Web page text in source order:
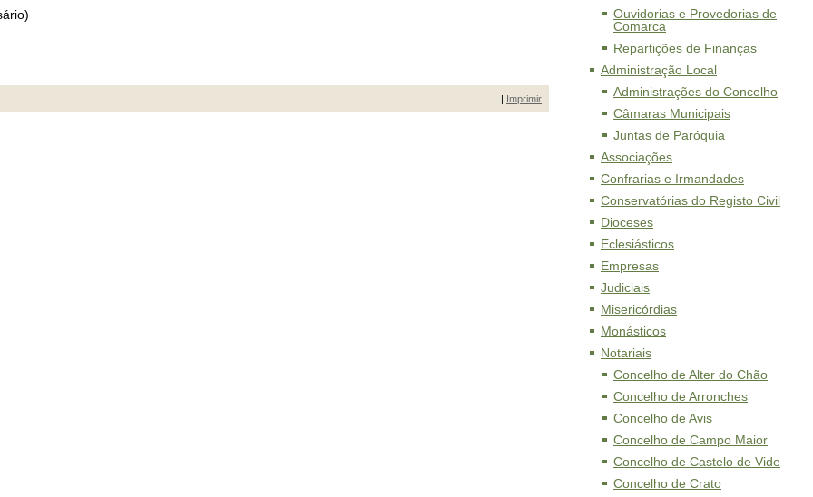
| Imprimir
Ouvidorias e Provedorias de
Comarca
Repartições de Finanças
Administração Local
Administrações do Concelho
Câmaras Municipais
Juntas de Paróquia
Associações
Confrarias e Irmandades
Conservatórias do Registo Civil
Dioceses
Eclesiásticos
Empresas
Judiciais
Misericórdias
Monásticos
Notariais
Concelho de Alter do Chão
Concelho de Arronches
Concelho de Avis
Concelho de Campo Maior
Concelho de Castelo de Vide
Concelho de Crato